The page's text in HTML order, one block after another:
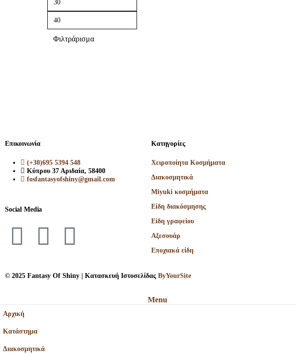
Φιλτράρισμα
Επικοινωνία
(+30)695 5394 548
Κύπρου 37 Αριδαία, 58400
fosfantasyofshiny@gmail.com
Social Media
Κατηγορίες
Χειροποίητα Κοσμήματα
Διακοσμητικά
Miyuki κοσμήματα
Είδη διακόσμησης
Είδη γραφείου
Αξεσουάρ
Εποχιακά είδη
© 2025 Fantasy Of Shiny | Κατασκευή Ιστοσελίδας ByYourSite
Menu
Αρχική
Κατάστημα
Διακοσμητικά